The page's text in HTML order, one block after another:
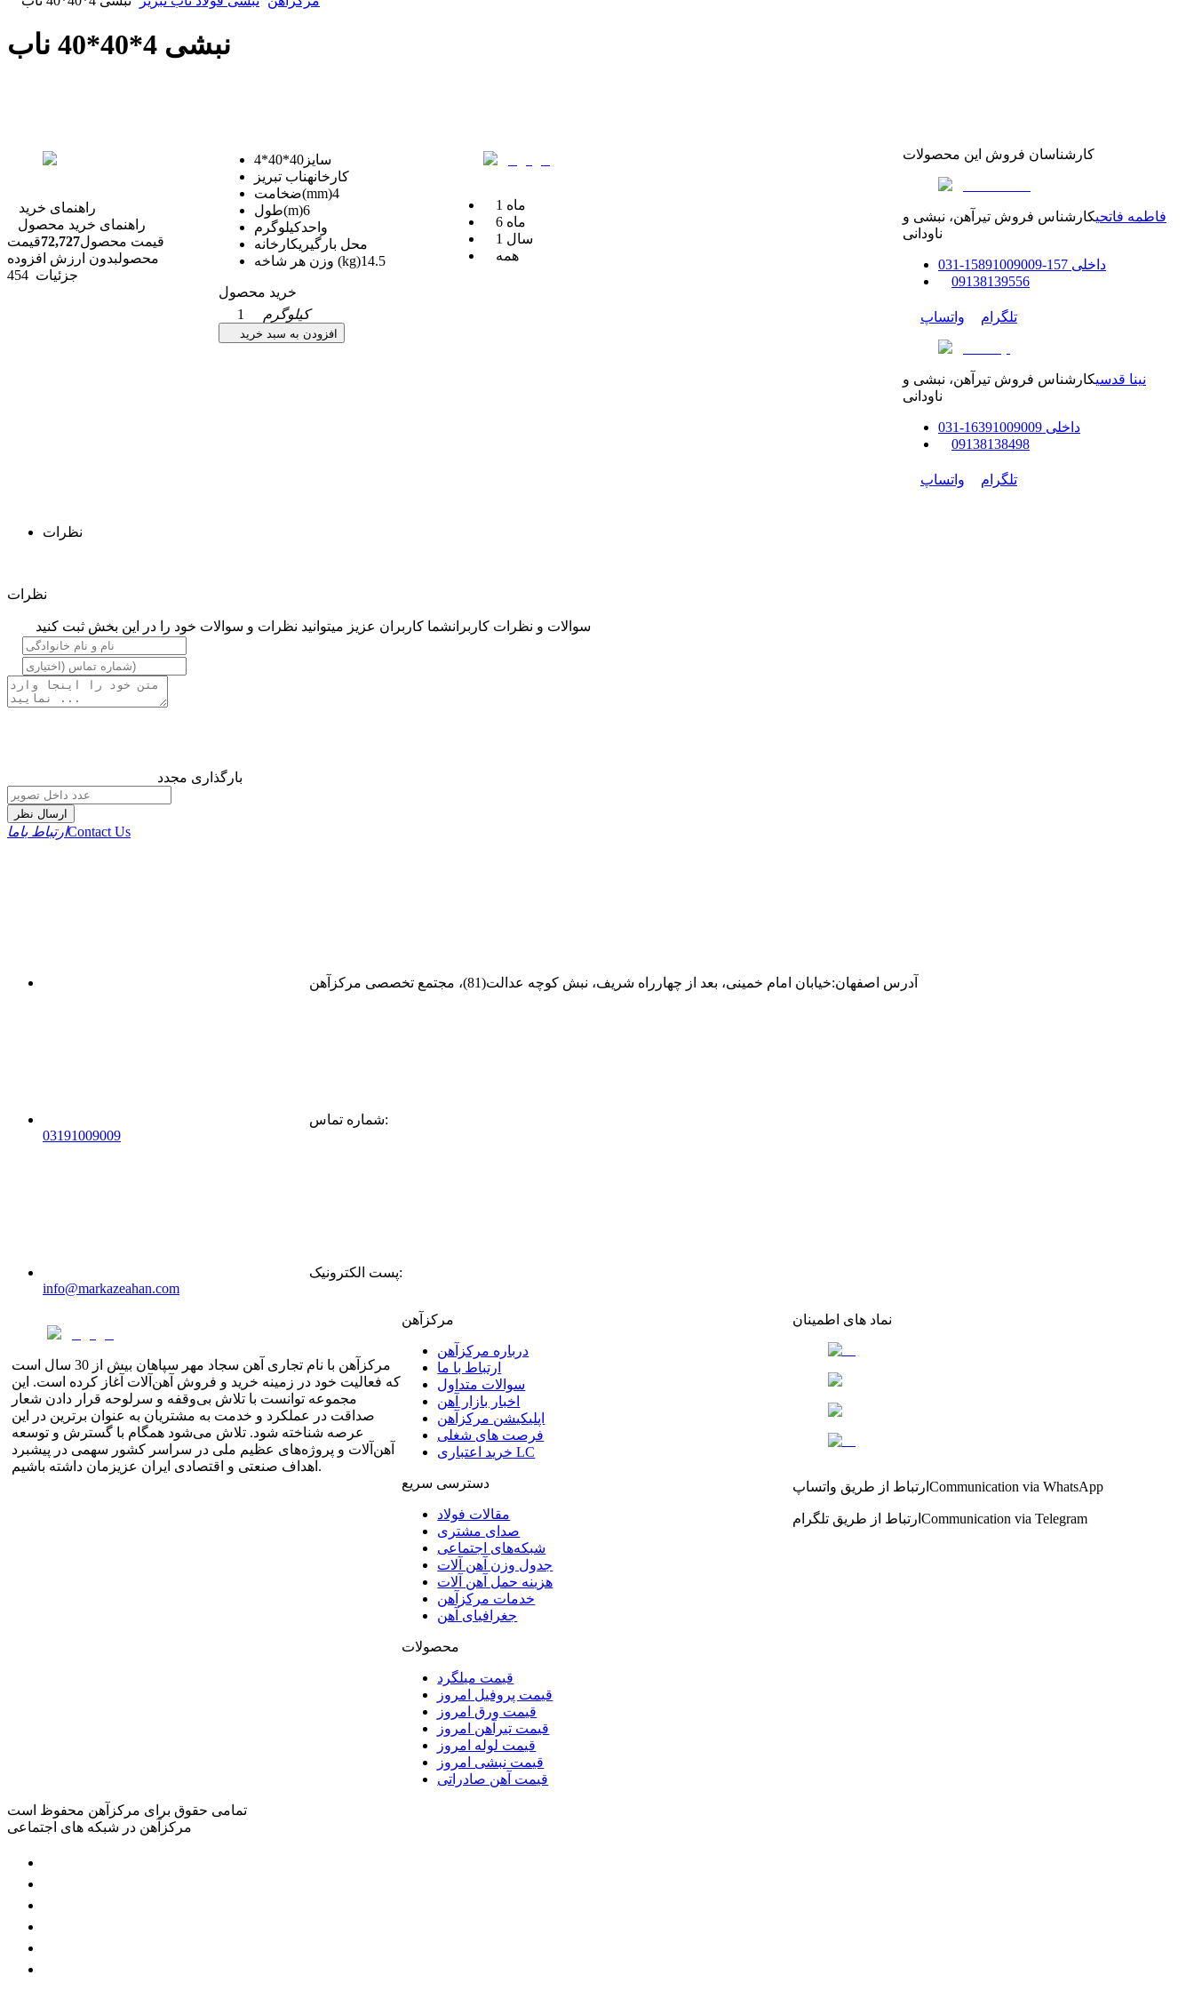
نبشی 4*40*40 ناب
راهنمای خرید
راهنمای خرید محصول
قیمت محصول72,727قیمت
محصولبدون ارزش افزوده
454 جزئیات
سایز 40*40*4
کارخانهناب تبریز
ضخامت(mm)4
طول(m)6
واحدکیلوگرم
محل بارگیریکارخانه
وزن هر شاخه (kg)14.5
خرید محصول
1
کیلوگرم
افزودن به سبد خرید
1 ماه
6 ماه
1 سال
همه
کارشناسان فروش این محصولات
فاطمه فاتحیکارشناس فروش تیرآهن، نبشی و
ناودانی
داخلی 157-158
91009009
-
031
09138139556
تلگرام واتساپ
نینا قدسیکارشناس فروش تیرآهن، نبشی و
ناودانی
داخلی 16391009009
-
031
09138138498
تلگرام واتساپ
نظرات
نظرات
سوالات و نظرات کاربرانشما کاربران عزیز میتوانید نظرات و سوالات خود را در این بخش ثبت کنید
بارگذاری مجدد
ارسال نظر
ارتباط باماContact Us
آدرس اصفهان:خیابان امام خمینی، بعد از چهارراه شریف، نبش کوچه عدالت(81)، مجتمع تخصصی مرکزآهن
شماره تماس:
03191009009
پست الکترونیک:
info@markazeahan.com
مرکزآهن با نام تجاری آهن سجاد مهر سپاهان بیش از 30 سال است
که فعالیت خود در زمینه خرید و فروش آهن‌آلات آغاز کرده است. این
مجموعه توانست با تلاش بی‌وقفه و سرلوحه قرار دادن شعار
صداقت در عملکرد و خدمت به مشتریان به عنوان برترین در این
عرصه شناخته شود. تلاش می‌شود همگام با گسترش و توسعه
آهن‌آلات و پروژه‌های عظیم ملی در سراسر کشور سهمی در پیشبرد
اهداف صنعتی و اقتصادی ایران عزیزمان داشته باشیم.
مرکزآهن
درباره مرکزآهن
ارتباط با ما
سوالات متداول
اخبار بازار آهن
اپلیکیشن مرکزآهن
فرصت های شغلی
خرید اعتباری LC
دسترسی سریع
مقالات فولاد
صدای مشتری
شبکه‌های اجتماعی
جدول وزن آهن آلات
هزینه حمل آهن آلات
خدمات مرکزآهن
جغرافیای آهن
محصولات
قیمت میلگرد
قیمت پروفیل امروز
قیمت ورق امروز
قیمت تیرآهن امروز
قیمت لوله امروز
قیمت نبشی امروز
قیمت آهن صادراتی
نماد های اطمینان
ارتباط از طریق واتساپ Communication via WhatsApp
ارتباط از طریق تلگرام Communication via Telegram
تمامی حقوق برای مرکزآهن محفوظ است
مرکزآهن در شبکه های اجتماعی